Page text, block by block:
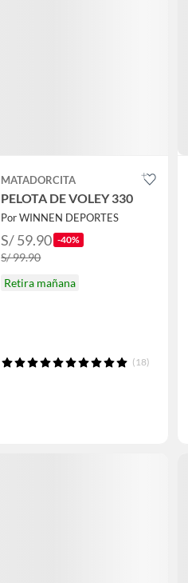
MATADORCITA
PELOTA DE VOLEY 330
Por WINNEN DEPORTES
S/ 59.90 -40%
S/ 99.90
Retira mañana
(18)